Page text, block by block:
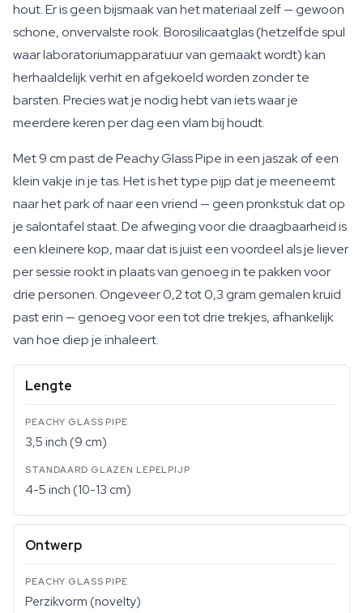
hout. Er is geen bijsmaak van het materiaal zelf — gewoon
schone, onvervalste rook. Borosilicaatglas (hetzelfde spul
waar laboratoriumapparatuur van gemaakt wordt) kan
herhaaldelijk verhit en afgekoeld worden zonder te
barsten. Precies wat je nodig hebt van iets waar je
meerdere keren per dag een vlam bij houdt.
Met 9 cm past de Peachy Glass Pipe in een jaszak of een
klein vakje in je tas. Het is het type pijp dat je meeneemt
naar het park of naar een vriend — geen pronkstuk dat op
je salontafel staat. De afweging voor die draagbaarheid is
een kleinere kop, maar dat is juist een voordeel als je liever
per sessie rookt in plaats van genoeg in te pakken voor
drie personen. Ongeveer 0,2 tot 0,3 gram gemalen kruid
past erin — genoeg voor een tot drie trekjes, afhankelijk
van hoe diep je inhaleert.
Lengte
3,5 inch (9 cm)
4-5 inch (10-13 cm)
Ontwerp
Perzikvorm (novelty)